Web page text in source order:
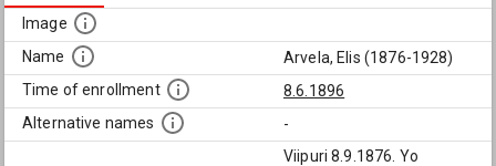
Image
Name
Arvela, Elis (1876-1928)
Time of enrollment
8.6.1896
Alternative names
-
Viipuri 8.9.1876. Yo